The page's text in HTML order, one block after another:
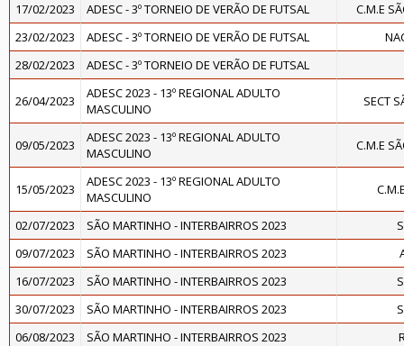
17/02/2023
ADESC - 3º TORNEIO DE VERÃO DE FUTSAL
C.M.E
23/02/2023
ADESC - 3º TORNEIO DE VERÃO DE FUTSAL
28/02/2023
ADESC - 3º TORNEIO DE VERÃO DE FUTSAL
26/04/2023
ADESC 2023 - 13º REGIONAL ADULTO
MASCULINO
SECT
09/05/2023
ADESC 2023 - 13º REGIONAL ADULTO
MASCULINO
C.M.E
15/05/2023
ADESC 2023 - 13º REGIONAL ADULTO
MASCULINO
02/07/2023 SÃO MARTINHO - INTERBAIRROS 2023
09/07/2023
SÃO MARTINHO - INTERBAIRROS 2023
16/07/2023
SÃO MARTINHO - INTERBAIRROS 2023
30/07/2023
SÃO MARTINHO - INTERBAIRROS 2023
06/08/2023
SÃO MARTINHO - INTERBAIRROS 2023